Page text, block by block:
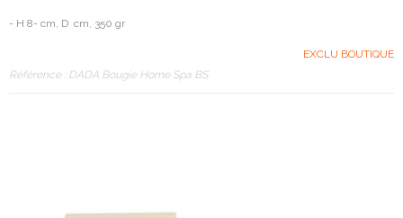
- H 8- cm, D cm, 350 gr
EXCLU BOUTIQUE
Référence : DADA Bougie Home Spa BS